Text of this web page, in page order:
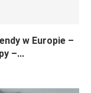
w Europie –
–...